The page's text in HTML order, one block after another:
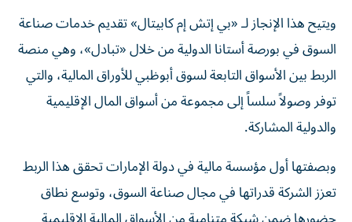
ويتيح هذا الإنجاز لـ «بي إتش إم كابيتال» تقديم خدمات صناعة
السوق في بورصة أستانا الدولية من خلال «تبادل»، وهي منصة
الربط بين الأسواق التابعة لسوق أبوظبي للأوراق المالية، والتي
توفر وصولاً سلساً إلى مجموعة من أسواق المال الإقليمية
والدولية المشاركة.
وبصفتها أول مؤسسة مالية في دولة الإمارات تحقق هذا الربط
تعزز الشركة قدراتها في مجال صناعة السوق، وتوسع نطاق